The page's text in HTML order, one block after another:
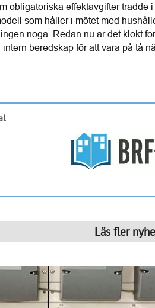
obligatoriska effektavgifter trädde
som håller i mötet med
noga. Redan nu är det klokt
beredskap för att vara på tå
Läs fler